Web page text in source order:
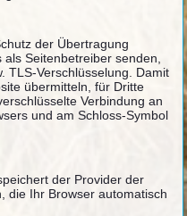
der Übertragung
Seitenbetreiber senden,
TLS-Verschlüsselung. Damit
übermitteln, für Dritte
Verbindung an
und am Schloss-Symbol
der Provider der
die Ihr Browser automatisch